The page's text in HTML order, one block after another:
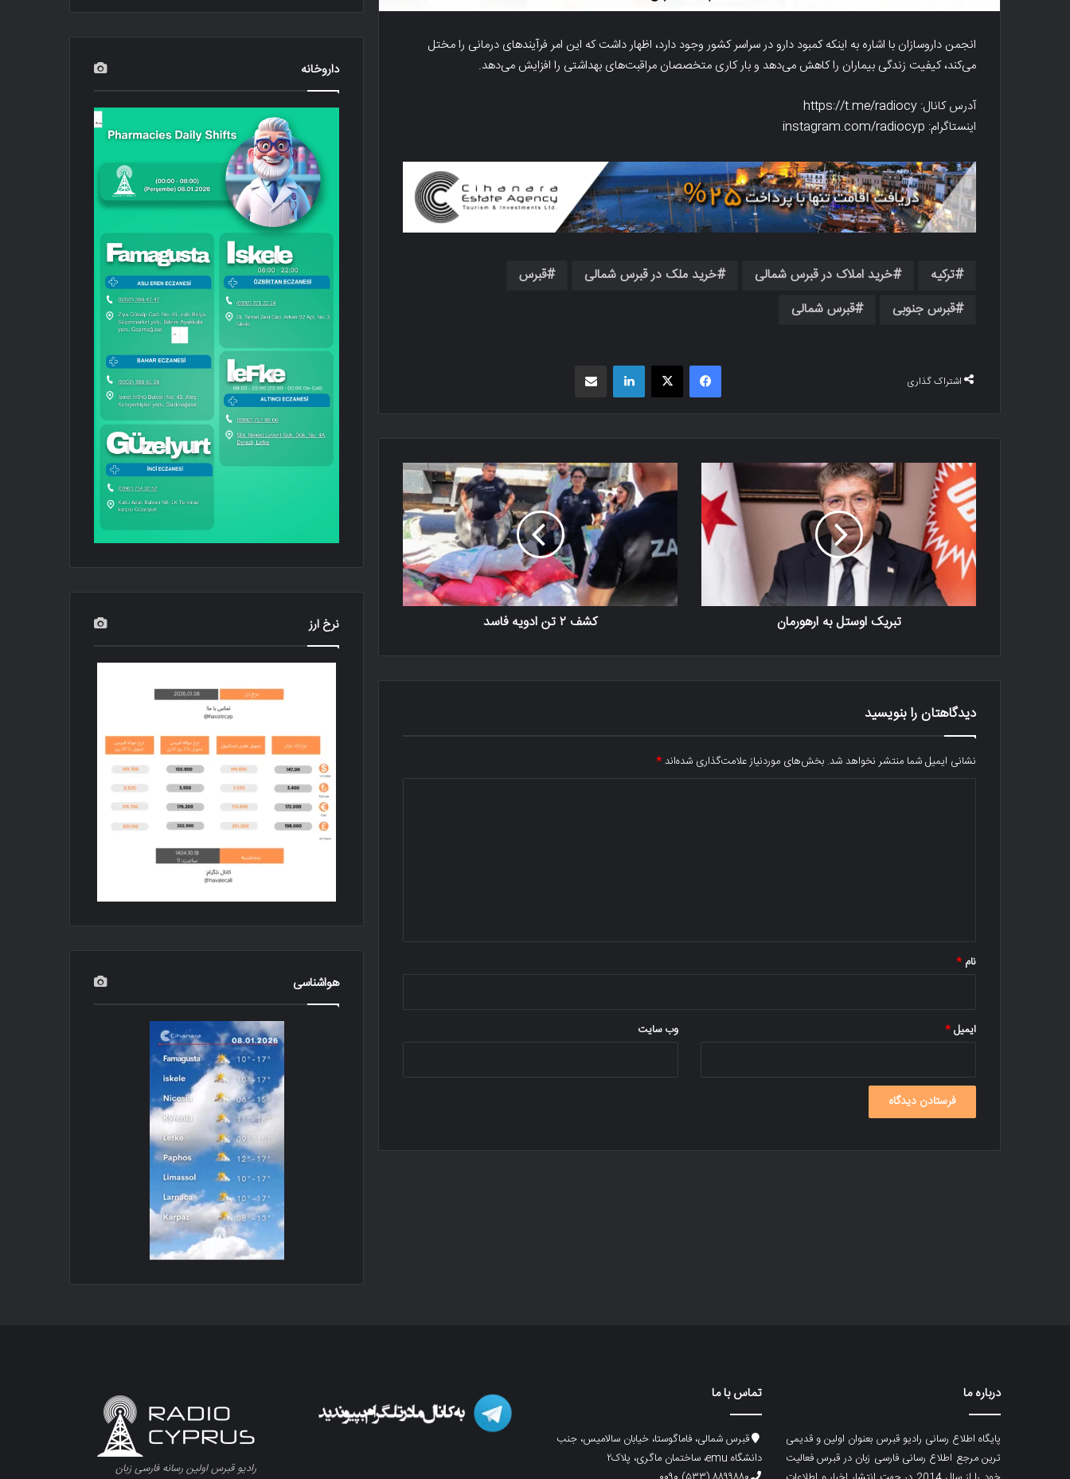
انجمن داروسازان با اشاره به اینکه کمبود دارو در سراسر کشور وجود دارد، اظهار داشت که این امر فرآیندهای درمانی را مختل
می‌کند، کیفیت زندگی بیماران را کاهش می‌دهد و بار کاری متخصصان مراقبت‌های بهداشتی را افزایش می‌دهد.
آدرس کانال: https://t.me/radiocy
اینستاگرام: instagram.com/radiocyp
ترکیه خرید املاک در قبرس شمالی خرید ملک در قبرس شمالی
قبرس
قبرس جنوبی
قبرس شمالی
اشتراک گذاری
فیسبوک X
تبریک اوستل به ارهورمان کشف ۲ تن ادویه فاسد
دیدگاهتان را بنویسید
نشانی ایمیل شما منتشر نخواهد شد. بخش‌های موردنیاز علامت‌گذاری شده‌اند*
نام *
ایمیل* وب‌ سایت
داروخانه
نرخ ارز
هواشناسی
درباره ما
پایگاه اطلاع رسانی رادیو قبرس بعنوان اولین و قدیمی
ترین مرجع اطلاع رسانی فارسی زبان در قبرس فعالیت
تماس با ما
قبرس شمالی، فاماگوستا، خیابان سالامیس، جنب
دانشگاه emu، ساختمان ماگری، پلاک۲
رادیو قبرس اولین رسانه فارسی زبان